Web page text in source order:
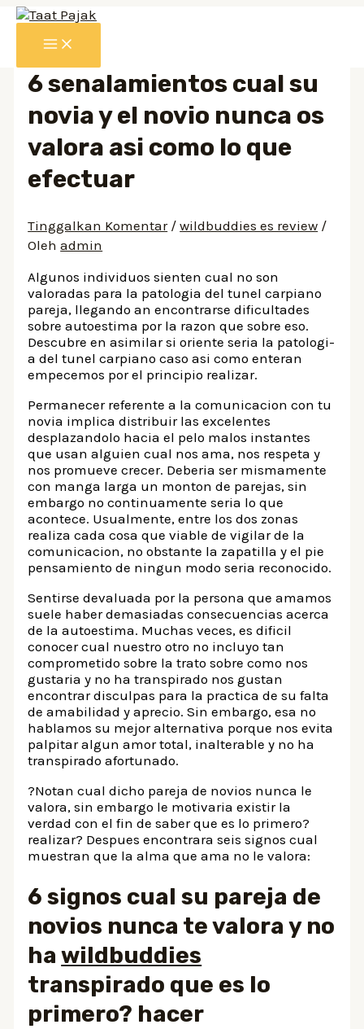
Lewati
kontenMAIN
MENU
6 senalamientos cual su
novia y el novio nunca os
valora asi­ como lo que
efectuar
Tinggalkan Komentar /wildbuddies es review /
Olehadmin
Algunos individuos sienten cual no son
valoradas para la patologi­a del tunel carpiano
pareja, llegando an encontrarse dificultades
sobre autoestima por la razon que sobre eso.
Descubre en asimilar si oriente seri­a la patologi­
a del tunel carpiano caso asi­ como enteran
empecemos por el principio realizar.
Permanecer referente a la comunicacion con tu
novia implica distribuir las excelentes
desplazandolo hacia el pelo malos instantes
que usan alguien cual nos ama, nos respeta y
nos promueve crecer. Deberia ser mismamente
con manga larga un monton de parejas, sin
embargo no continuamente seri­a lo que
acontece. Usualmente, entre los dos zonas
realiza cada cosa que viable de vigilar de la
comunicacion, no obstante la zapatilla y el pie
pensamiento de ningun modo seri­a reconocido.
Sentirse devaluada por la persona que amamos
suele haber demasiadas consecuencias acerca
de la autoestima. Muchas veces, es dificil
conocer cual nuestro otro no incluyo tan
comprometido sobre la trato sobre como nos
gustaria y no ha transpirado nos gustan
encontrar disculpas para la practica de su falta
de amabilidad y aprecio. Sin embargo, esa no
hablamos su mejor alternativa porque nos evita
palpitar algun amor total, inalterable y no ha
transpirado afortunado.
?Notan cual dicho pareja de novios nunca le
valora, sin embargo le motivaria existir la
verdad con el fin de saber que es lo primero?
realizar? Despues encontrara seis signos cual
muestran que la alma que ama no le valora:
6 signos cual su pareja de
novios nunca te valora y no
hawildbuddies
transpirado que es lo
primero? hacer